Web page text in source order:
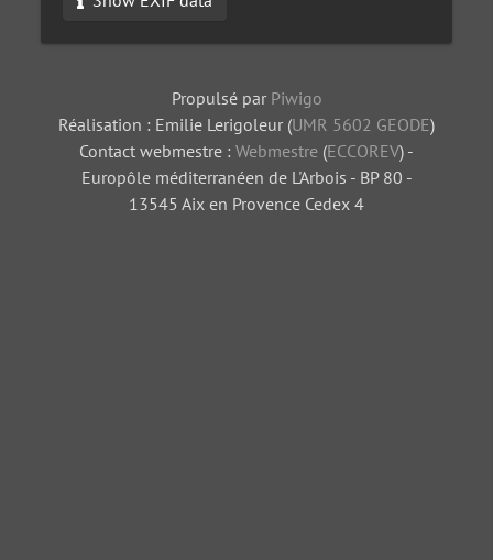
Propulsé par Piwigo
Réalisation : Emilie Lerigoleur (UMR 5602 GEODE)
Contact webmestre : Webmestre (ECCOREV) -
Europôle méditerranéen de L'Arbois - BP 80 -
13545 Aix en Provence Cedex 4